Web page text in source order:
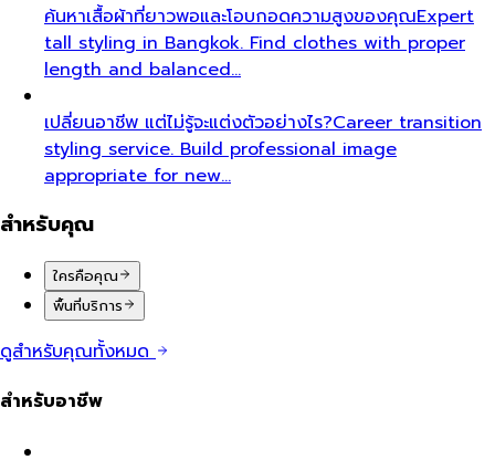
ค้นหาเสื้อผ้าที่ยาวพอและโอบกอดความสูงของคุณExpert
tall styling in Bangkok. Find clothes with proper
length and balanced…
เปลี่ยนอาชีพ แต่ไม่รู้จะแต่งตัวอย่างไร?Career transition
styling service. Build professional image
appropriate for new…
สำหรับคุณ
ใครคือคุณ
พื้นที่บริการ
ดูสำหรับคุณทั้งหมด
สำหรับอาชีพ